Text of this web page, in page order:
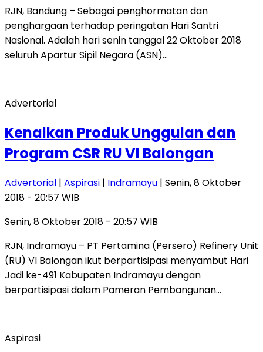
RJN, Bandung – Sebagai penghormatan dan
penghargaan terhadap peringatan Hari Santri
Nasional. Adalah hari senin tanggal 22 Oktober 2018
seluruh Apartur Sipil Negara (ASN)…
Advertorial
Kenalkan Produk Unggulan dan
Program CSR RU VI Balongan
Advertorial | Aspirasi | Indramayu | Senin, 8 Oktober
2018 - 20:57 WIB
Senin, 8 Oktober 2018 - 20:57 WIB
RJN, Indramayu – PT Pertamina (Persero) Refinery Unit
(RU) VI Balongan ikut berpartisipasi menyambut Hari
Jadi ke-491 Kabupaten Indramayu dengan
berpartisipasi dalam Pameran Pembangunan…
Aspirasi